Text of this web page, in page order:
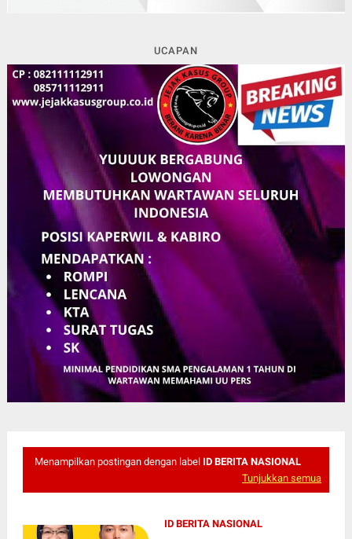
UCAPAN
Menampilkan postingan dengan label ID BERITA NASIONAL
Tunjukkan semua
ID BERITA NASIONAL